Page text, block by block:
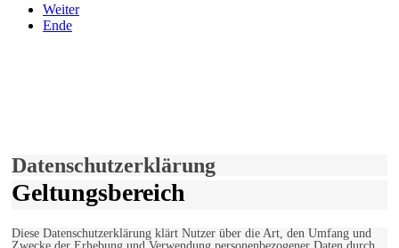
Weiter
Ende
Datenschutzerklärung
Geltungsbereich
Diese Datenschutzerklärung klärt Nutzer über die Art, den Umfang und